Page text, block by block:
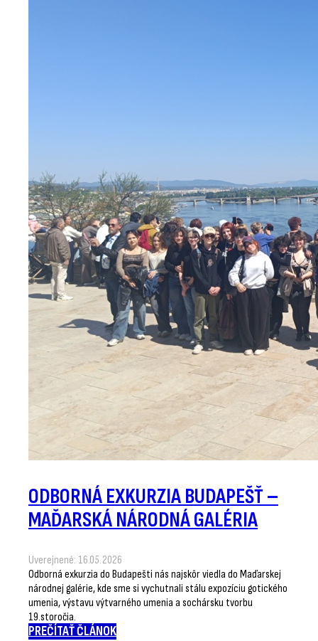
ODBORNÁ EXKURZIA BUDAPEŠŤ –
MAĎARSKÁ NÁRODNÁ GALÉRIA
Uverejnené: 16.05.2026
Odborná exkurzia do Budapešti nás najskôr viedla do Maďarskej
národnej galérie, kde sme si vychutnali stálu expozíciu gotického
umenia, výstavu výtvarného umenia a sochársku tvorbu
19.storočia.
PREČÍTAŤ ČLÁNOK